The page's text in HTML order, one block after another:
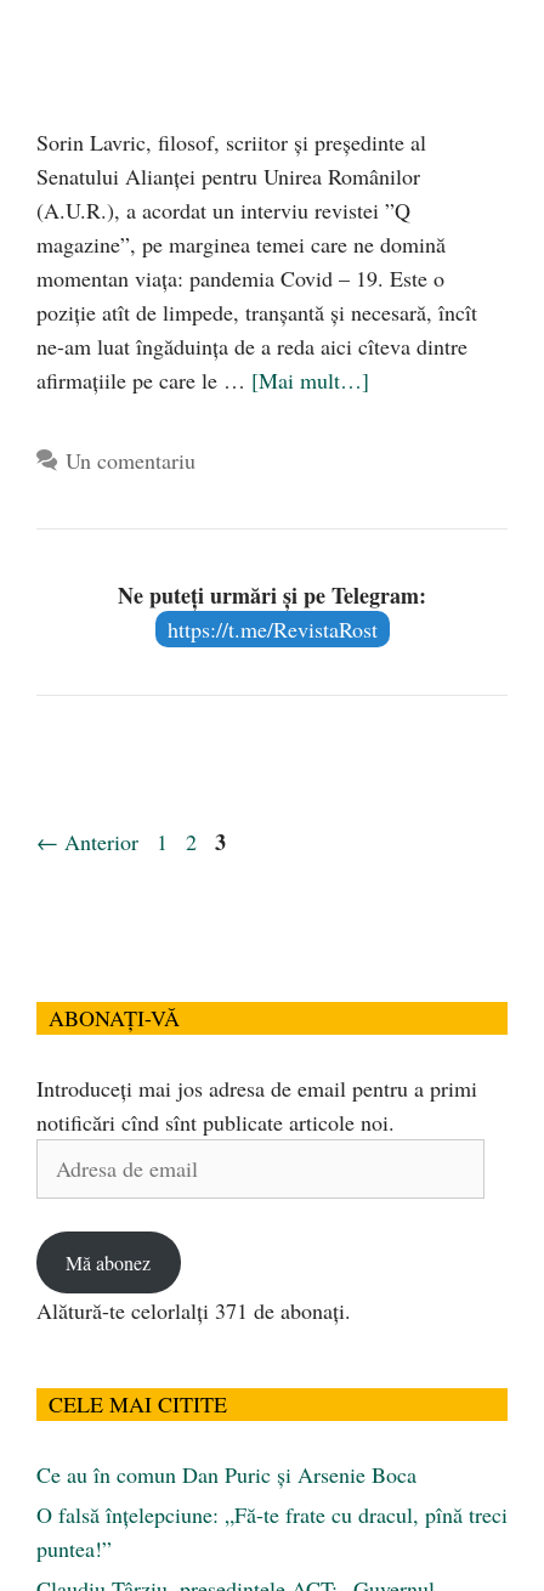
Sorin Lavric, filosof, scriitor și președinte al
Senatului Alianței pentru Unirea Românilor
(A.U.R.), a acordat un interviu revistei ”Q
magazine”, pe marginea temei care ne domină
momentan viața: pandemia Covid – 19. Este o
poziție atît de limpede, tranșantă și necesară, încît
ne-am luat îngăduința de a reda aici cîteva dintre
afirmațiile pe care le … [Mai mult…]
Un comentariu
Ne puteți urmări și pe Telegram:
https://t.me/RevistaRost
← Anterior Pagina
1 Pagina
2 Pagina
3
ABONAȚI-VĂ
Introduceți mai jos adresa de email pentru a primi
notificări cînd sînt publicate articole noi.
Adresa
Mă abonez
Alătură-te celorlalți 371 de abonați.
CELE MAI CITITE
Ce au în comun Dan Puric şi Arsenie Boca
O falsă înțelepciune: „Fă-te frate cu dracul, pînă treci
puntea!”